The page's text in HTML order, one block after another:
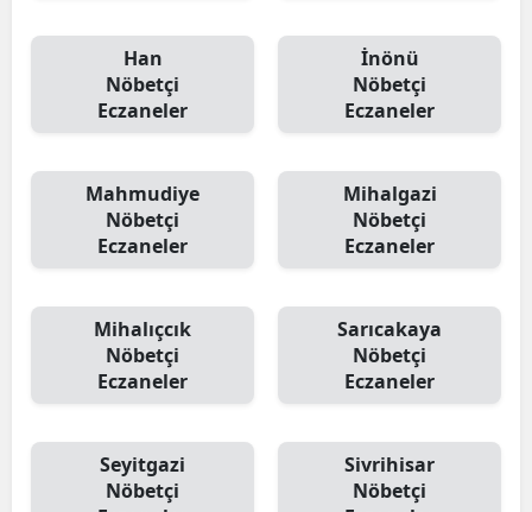
Han
Nöbetçi
Eczaneler
İnönü
Nöbetçi
Eczaneler
Mahmudiye
Nöbetçi
Eczaneler
Mihalgazi
Nöbetçi
Eczaneler
Mihalıçcık
Nöbetçi
Eczaneler
Sarıcakaya
Nöbetçi
Eczaneler
Seyitgazi
Nöbetçi
Sivrihisar
Nöbetçi